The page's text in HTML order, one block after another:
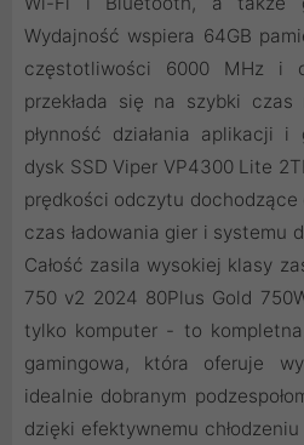
Wydajność wspiera 64GB
częstotliwości 6000 MHz i
przekłada się na szybki czas
płynność działania aplikacji
dysk SSD Viper VP4300 Lite
prędkości odczytu dochodzące
czas ładowania gier i systemu
Całość zasila wysokiej klasy
750 v2 2024 80Plus Gold
tylko komputer - to
gamingowa, która oferuje
idealnie dobranym
dzięki efektywnemu